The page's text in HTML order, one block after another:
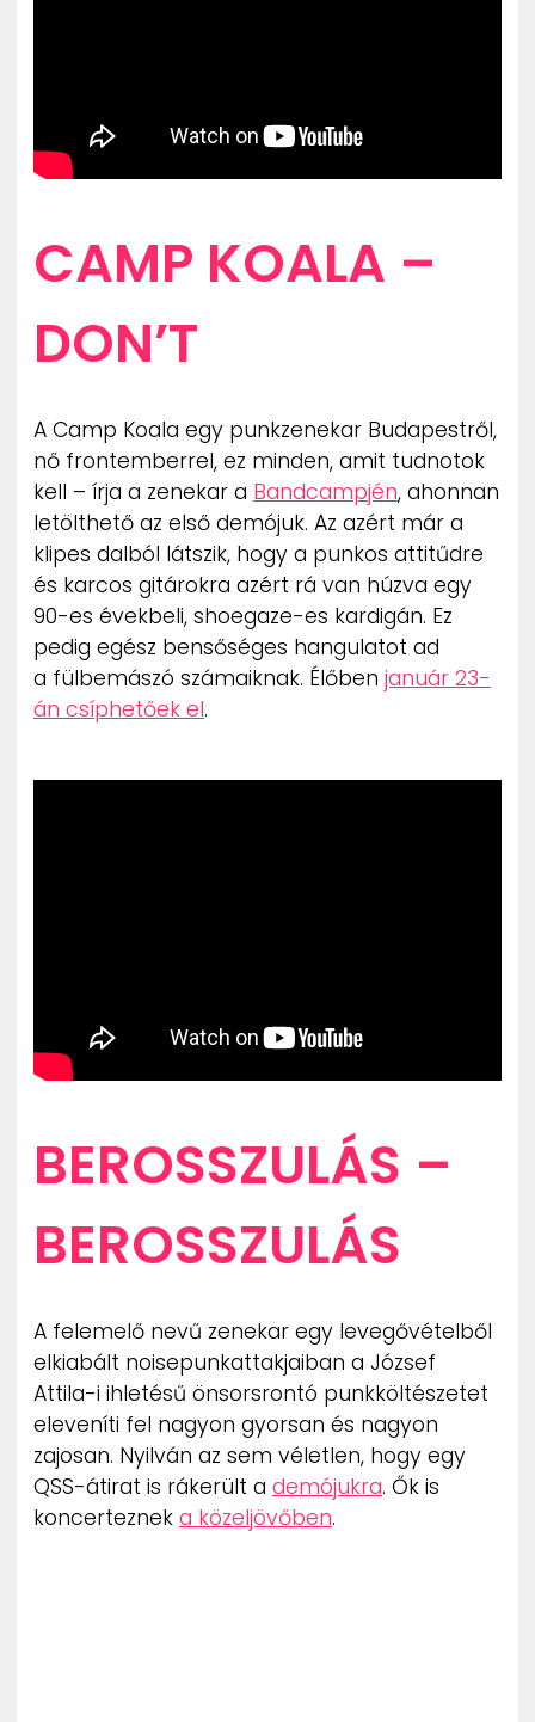
CAMP KOALA –
DON’T
A Camp Koala egy punkzenekar Budapestről,
nő frontemberrel, ez minden, amit tudnotok
kell – írja a zenekar a Bandcampjén, ahonnan
letölthető az első demójuk. Az azért már a
klipes dalból látszik, hogy a punkos attitűdre
és karcos gitárokra azért rá van húzva egy
90-es évekbeli, shoegaze-es kardigán. Ez
pedig egész bensőséges hangulatot ad
a fülbemászó számaiknak. Élőben január 23-
án csíphetőek el.
BEROSSZULÁS –
BEROSSZULÁS
A felemelő nevű zenekar egy levegővételből
elkiabált noisepunkattakjaiban a József
Attila-i ihletésű önsorsrontó punkköltészetet
eleveníti fel nagyon gyorsan és nagyon
zajosan. Nyilván az sem véletlen, hogy egy
QSS-átirat is rákerült a demójukra. Ők is
koncerteznek a közeljövőben.